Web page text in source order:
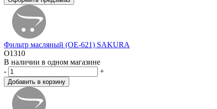
Фильтр масляный (OE-621) SAKURA
O1310
В наличии в одном магазине
-
+